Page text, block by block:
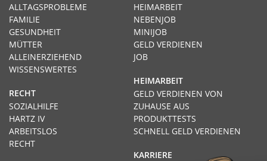
HEIMARBEIT
NEBENJOB
MINIJOB
GELD VERDIENEN
JOB
HEIMARBEIT
GELD VERDIENEN VON
ZUHAUSE AUS
PRODUKTTESTS
SCHNELL GELD VERDIENEN
KARRIERE
ALLTAGSPROBLEME
FAMILIE
GESUNDHEIT
MÜTTER
ALLEINERZIEHEND
WISSENSWERTES
RECHT
SOZIALHILFE
HARTZ IV
ARBEITSLOS
RECHT